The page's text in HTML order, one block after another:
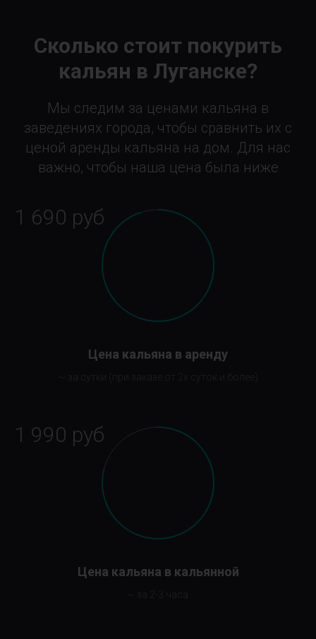
Сколько стоит покурить
кальян в Луганске?
Мы следим за ценами кальяна в
заведениях города, чтобы сравнить их с
ценой аренды кальяна на дом. Для нас
важно, чтобы наша цена была ниже
1 690 руб
Цена кальяна в аренду
1 990 руб
Цена кальяна в кальянной